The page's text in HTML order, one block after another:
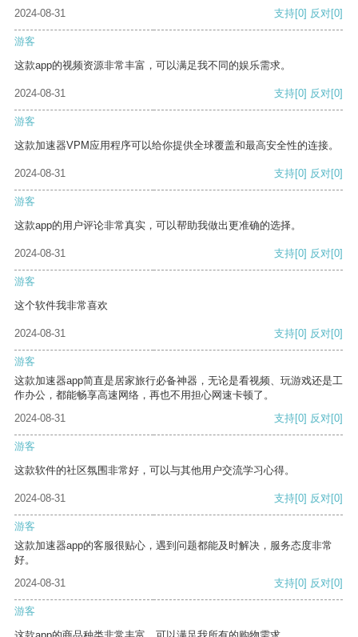
2024-08-31 支持[0] 反对[0]
游客
这款app的视频资源非常丰富，可以满足我不同的娱乐需求。
2024-08-31 支持[0] 反对[0]
游客
这款加速器VPM应用程序可以给你提供全球覆盖和最高安全性的连接。
2024-08-31 支持[0] 反对[0]
游客
这款app的用户评论非常真实，可以帮助我做出更准确的选择。
2024-08-31 支持[0] 反对[0]
游客
这个软件我非常喜欢
2024-08-31 支持[0] 反对[0]
游客
这款加速器app简直是居家旅行必备神器，无论是看视频、玩游戏还是工
作办公，都能畅享高速网络，再也不用担心网速卡顿了。
2024-08-31
支持[0] 反对[0]
游客
这款软件的社区氛围非常好，可以与其他用户交流学习心得。
2024-08-31 支持[0] 反对[0]
游客
这款加速器app的客服很贴心，遇到问题都能及时解决，服务态度非常
好。
2024-08-31
支持[0] 反对[0]
游客